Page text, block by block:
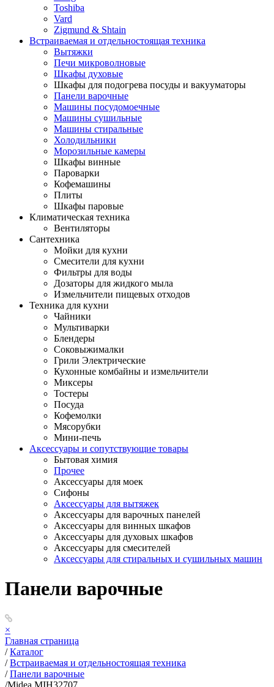
Toshiba
Vard
Zigmund & Shtain
Встраиваемая и отдельностоящая техника
Вытяжки
Печи микроволновые
Шкафы духовые
Шкафы для подогрева посуды и вакууматоры
Панели варочные
Машины посудомоечные
Машины сушильные
Машины стиральные
Холодильники
Морозильные камеры
Шкафы винные
Пароварки
Кофемашины
Плиты
Шкафы паровые
Климатическая техника
Вентиляторы
Сантехника
Мойки для кухни
Смесители для кухни
Фильтры для воды
Дозаторы для жидкого мыла
Измельчители пищевых отходов
Техника для кухни
Чайники
Мультиварки
Блендеры
Соковыжималки
Грили Электрические
Кухонные комбайны и измельчители
Миксеры
Тостеры
Посуда
Кофемолки
Мясорубки
Мини-печь
Аксессуары и сопутствующие товары
Бытовая химия
Прочее
Аксессуары для моек
Сифоны
Аксессуары для вытяжек
Аксессуары для варочных панелей
Аксессуары для винных шкафов
Аксессуары для духовых шкафов
Аксессуары для смесителей
Аксессуары для стиральных и сушильных машин
Панели варочные
×
Главная страница
/ Каталог
/ Встраиваемая и отдельностоящая техника
/ Панели варочные
/Midea MIH32707